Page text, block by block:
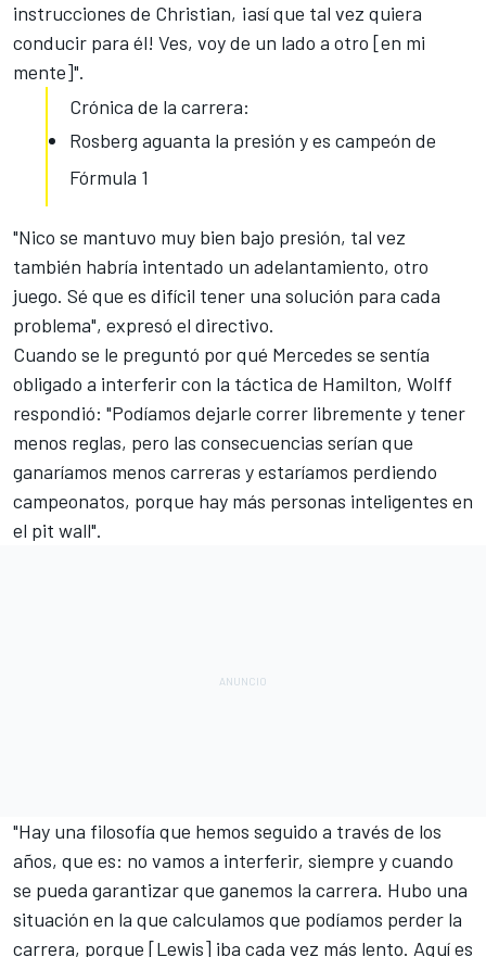
instrucciones de Christian, ¡así que tal vez quiera
conducir para él! Ves, voy de un lado a otro [en mi
mente]".
Crónica de la carrera:
Rosberg aguanta la presión y es campeón de
Fórmula 1
"Nico se mantuvo muy bien bajo presión, tal vez
también habría intentado un adelantamiento, otro
juego. Sé que es difícil tener una solución para cada
problema", expresó el directivo.
Cuando se le preguntó por qué Mercedes se sentía
obligado a interferir con la táctica de Hamilton, Wolff
respondió: "Podíamos dejarle correr libremente y tener
menos reglas, pero las consecuencias serían que
ganaríamos menos carreras y estaríamos perdiendo
campeonatos, porque hay más personas inteligentes en
el pit wall".
"Hay una filosofía que hemos seguido a través de los
años, que es: no vamos a interferir, siempre y cuando
se pueda garantizar que ganemos la carrera. Hubo una
situación en la que calculamos que podíamos perder la
carrera, porque [Lewis] iba cada vez más lento. Aquí es